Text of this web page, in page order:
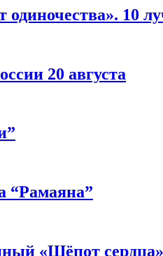
10
20 августа
“Рамаяна”
«Шёпот сердца»